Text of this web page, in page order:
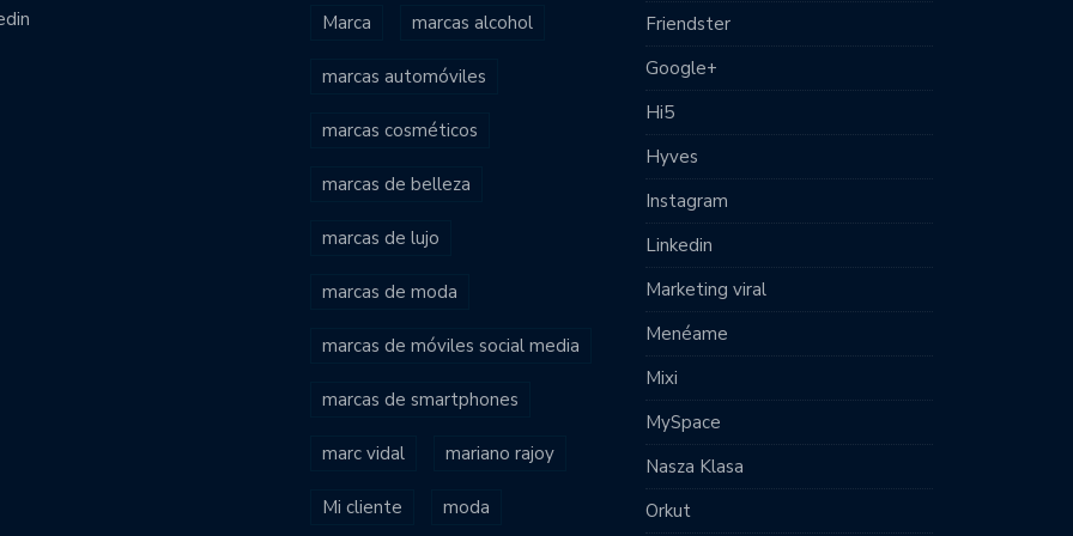
Marca marcas alcohol
marcas automóviles
marcas cosméticos
marcas de belleza
marcas de lujo
marcas de moda
marcas de móviles social media
marcas de smartphones
marc vidal mariano rajoy
Mi cliente moda
Friendster
Google+
Hi5
Hyves
Instagram
Linkedin
Marketing viral
Menéame
Mixi
MySpace
Nasza Klasa
Orkut